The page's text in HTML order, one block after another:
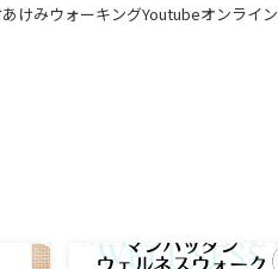
けみウォーキングYoutubeオンライン